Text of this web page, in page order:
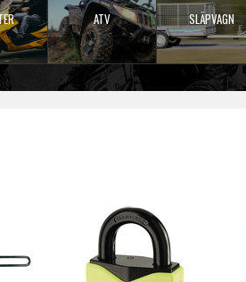
ATV SLÄPVAGN